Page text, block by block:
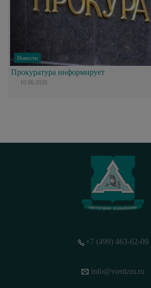
Новости
Прокуратура информирует
10.06.2026
+7 (499) 463-62-09
info@vostizm.ru